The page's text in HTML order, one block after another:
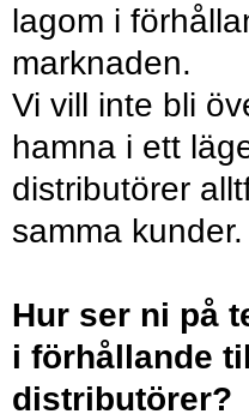
lagom i
marknaden.
Vi vill inte bli
hamna i ett
distributörer
samma kunder.
Hur ser ni på
i förhållande
distributörer?